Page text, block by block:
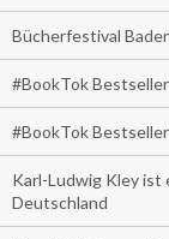
Bücherfestival
#BookTok
#BookTok
Karl-Ludwig Kley
Deutschland